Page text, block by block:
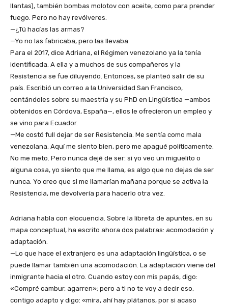
llantas), también bombas molotov con aceite, como para prender
fuego. Pero no hay revólveres.
—¿Tú hacías las armas?
—Yo no las fabricaba, pero las llevaba.
Para el 2017, dice Adriana, el Régimen venezolano ya la tenía
identificada. A ella y a muchos de sus compañeros y la
Resistencia se fue diluyendo. Entonces, se planteó salir de su
país. Escribió un correo a la Universidad San Francisco,
contándoles sobre su maestría y su PhD en Lingüística —ambos
obtenidos en Córdova, España—, ellos le ofrecieron un empleo y
se vino para Ecuador.
—Me costó full dejar de ser Resistencia. Me sentía como mala
venezolana. Aquí me siento bien, pero me apagué políticamente.
No me meto. Pero nunca dejé de ser: si yo veo un miguelito o
alguna cosa, yo siento que me llama, es algo que no dejas de ser
nunca. Yo creo que si me llamarían mañana porque se activa la
Resistencia, me devolvería para hacerlo otra vez.
Adriana habla con elocuencia. Sobre la libreta de apuntes, en su
mapa conceptual, ha escrito ahora dos palabras: acomodación y
adaptación.
—Lo que hace el extranjero es una adaptación lingüística, o se
puede llamar también una acomodación. La adaptación viene del
inmigrante hacia el otro. Cuando estoy con mis papás, digo:
«Compré cambur, agarren»; pero a ti no te voy a decir eso,
contigo adapto y digo: «mira, ahí hay plátanos, por si acaso